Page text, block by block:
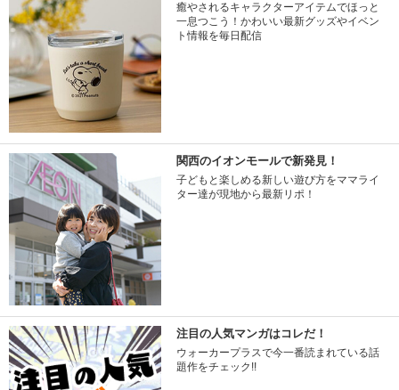
癒やされるキャラクターアイテムでほっと
一息つこう！かわいい最新グッズやイベン
ト情報を毎日配信
関西のイオンモールで新発見！
子どもと楽しめる新しい遊び方をママライ
ター達が現地から最新リポ！
注目の人気マンガはコレだ！
ウォーカープラスで今一番読まれている話
題作をチェック!!